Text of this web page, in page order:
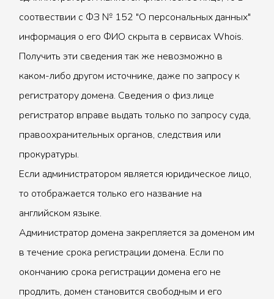
соотвествии с ФЗ № 152 "О персональных данных"
информация о его ФИО скрыта в сервисах Whois.
Получить эти сведения так же невозможно в
каком-либо другом источнике, даже по запросу к
регистратору домена. Сведения о физ.лице
регистратор вправе выдать только по запросу суда,
правоохранительных органов, следствия или
прокуратуры.
Если администратором является юридическое лицо,
то отображается только его название на
английском языке.
Администратор домена закрепляется за доменом им
в течение срока регистрации домена. Если по
окончанию срока регистрации домена его не
продлить, домен становится свободным и его